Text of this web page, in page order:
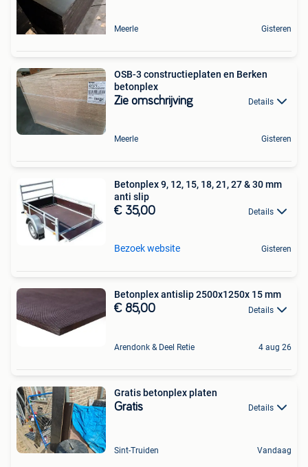
Meerle Gisteren
OSB-3 constructieplaten en Berken
betonplex
Zie omschrijving Details
Meerle Gisteren
Betonplex 9, 12, 15, 18, 21, 27 & 30 mm
anti slip
€ 35,00 Details
Bezoek website Gisteren
Betonplex antislip 2500x1250x 15 mm
€ 85,00 Details
Arendonk & Deel Retie 4 aug 26
Gratis betonplex platen
Gratis Details
Sint-Truiden Vandaag